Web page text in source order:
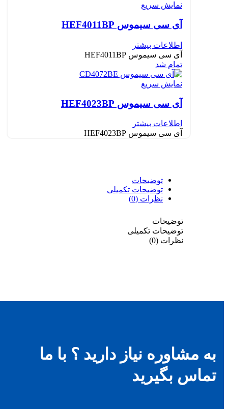
نمایش سریع
آی سی سیموس HEF4011BP
اطلاعات بیشتر
آی سی سیموس HEF4011BP
تمام شد
نمایش سریع
آی سی سیموس HEF4023BP
اطلاعات بیشتر
آی سی سیموس HEF4023BP
توضیحات
توضیحات تکمیلی
نظرات (0)
توضیحات
توضیحات تکمیلی
نظرات (0)
به مشاوره نیاز دارید ؟ با ما
تماس بگیرید